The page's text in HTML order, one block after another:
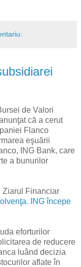
de Valori
că a cerut
Flanco
eşuării
ING Bank, care
a bunurilor
Ziarul Financiar
ING începe
eforturilor
de reducere
luând decizia
aflate în